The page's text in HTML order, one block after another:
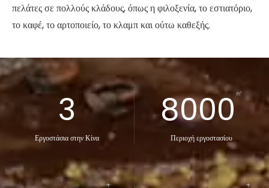
πελάτες σε πολλούς κλάδους, όπως η φιλοξενία, το εστιατόριο,
το καφέ, το αρτοποιείο, το κλαμπ και ούτω καθεξής.
3
Εργοστάσια στην Κίνα
8000 ㎡
Περιοχή εργοστασίου
+ +